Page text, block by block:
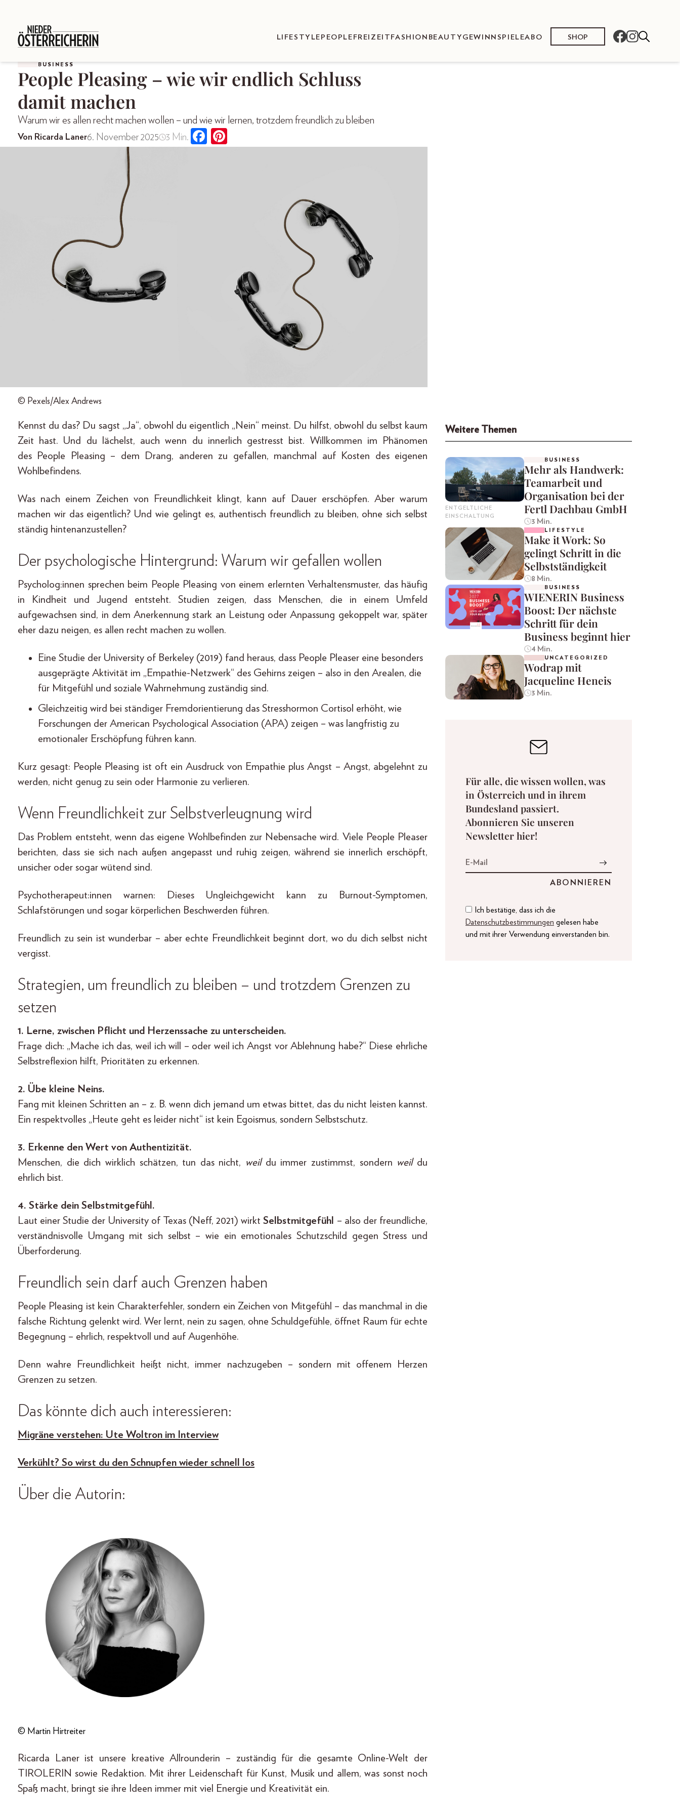
LIFESTYLE PEOPLE FREIZEIT FASHION BEAUTY GEWINNSPIELEABO SHOP
BUSINESS
People Pleasing – wie wir endlich Schluss
damit machen
Warum wir es allen recht machen wollen – und wie wir lernen, trotzdem freundlich zu bleiben
Von Ricarda Laner6. November 2025 3 Min.
© Pexels/Alex Andrews
Kennst du das? Du sagst „Ja“, obwohl du eigentlich „Nein“ meinst. Du hilfst, obwohl du selbst kaum
Zeit hast. Und du lächelst, auch wenn du innerlich gestresst bist. Willkommen im Phänomen
des People Pleasing – dem Drang, anderen zu gefallen, manchmal auf Kosten des eigenen
Wohlbefindens.
Was nach einem Zeichen von Freundlichkeit klingt, kann auf Dauer erschöpfen. Aber warum
machen wir das eigentlich? Und wie gelingt es, authentisch freundlich zu bleiben, ohne sich selbst
ständig hintenanzustellen?
Der psychologische Hintergrund: Warum wir gefallen wollen
Psycholog:innen sprechen beim People Pleasing von einem erlernten Verhaltensmuster, das häufig
in Kindheit und Jugend entsteht. Studien zeigen, dass Menschen, die in einem Umfeld
aufgewachsen sind, in dem Anerkennung stark an Leistung oder Anpassung gekoppelt war, später
eher dazu neigen, es allen recht machen zu wollen.
Eine Studie der University of Berkeley (2019) fand heraus, dass People Pleaser eine besonders
ausgeprägte Aktivität im „Empathie-Netzwerk“ des Gehirns zeigen – also in den Arealen, die
für Mitgefühl und soziale Wahrnehmung zuständig sind.
Gleichzeitig wird bei ständiger Fremdorien­tierung das Stresshormon Cortisol erhöht, wie
Forschungen der American Psychological Association (APA) zeigen – was langfristig zu
emotionaler Erschöpfung führen kann.
Kurz gesagt: People Pleasing ist oft ein Ausdruck von Empathie plus Angst – Angst, abgelehnt zu
werden, nicht genug zu sein oder Harmonie zu verlieren.
Wenn Freundlichkeit zur Selbstverleugnung wird
Das Problem entsteht, wenn das eigene Wohlbefinden zur Nebensache wird. Viele People Pleaser
berichten, dass sie sich nach außen angepasst und ruhig zeigen, während sie innerlich erschöpft,
unsicher oder sogar wütend sind.
Psychotherapeut:innen warnen: Dieses Ungleichgewicht kann zu Burnout-Symptomen,
Schlafstörungen und sogar körperlichen Beschwerden führen.
Freundlich zu sein ist wunderbar – aber echte Freundlichkeit beginnt dort, wo du dich selbst nicht
vergisst.
Strategien, um freundlich zu bleiben – und trotzdem Grenzen zu
setzen
1. Lerne, zwischen Pflicht und Herzenssache zu unterscheiden.
Frage dich: „Mache ich das, weil ich will – oder weil ich Angst vor Ablehnung habe?“ Diese ehrliche
Selbstreflexion hilft, Prioritäten zu erkennen.
2. Übe kleine Neins.
Fang mit kleinen Schritten an – z. B. wenn dich jemand um etwas bittet, das du nicht leisten kannst.
Ein respektvolles „Heute geht es leider nicht“ ist kein Egoismus, sondern Selbstschutz.
3. Erkenne den Wert von Authentizität.
Menschen, die dich wirklich schätzen, tun das nicht, weildu immer zustimmst, sondern weildu
ehrlich bist.
4. Stärke dein Selbstmitgefühl.
Laut einer Studie der University of Texas (Neff, 2021) wirktSelbstmitgefühl – also der freundliche,
verständnisvolle Umgang mit sich selbst – wie ein emotionales Schutzschild gegen Stress und
Überforderung.
Freundlich sein darf auch Grenzen haben
People Pleasing ist kein Charakterfehler, sondern ein Zeichen von Mitgefühl – das manchmal in die
falsche Richtung gelenkt wird. Wer lernt, nein zu sagen, ohne Schuldgefühle, öffnet Raum für echte
Begegnung – ehrlich, respektvoll und auf Augenhöhe.
Denn wahre Freundlichkeit heißt nicht, immer nachzugeben – sondern mit offenem Herzen
Grenzen zu setzen.
Das könnte dich auch interessieren:
Migräne verstehen: Ute Woltron im Interview
Verkühlt? So wirst du den Schnupfen wieder schnell los
Über die Autorin:
© Martin Hirtreiter
Ricarda Laner ist unsere kreative Allrounderin – zuständig für die gesamte Online-Welt der
TIROLERIN sowie Redaktion. Mit ihrer Leidenschaft für Kunst, Musik und allem, was sonst noch
Spaß macht, bringt sie ihre Ideen immer mit viel Energie und Kreativität ein.
Weitere Themen
ENTGELTLICHE
EINSCHALTUNG
BUSINESS
Mehr als Handwerk:
Teamarbeit und
Organisation bei der
Fertl Dachbau GmbH
3 Min.
LIFESTYLE
Make it Work: So
gelingt Schritt in die
Selbstständigkeit
8 Min.
BUSINESS
WIENERIN Business
Boost: Der nächste
Schritt für dein
Business beginnt hier
4 Min.
UNCATEGORIZED
Wodrap mit
Jacqueline Heneis
3 Min.
Für alle, die wissen wollen, was
in Österreich und in ihrem
Bundesland passiert.
Abonnieren Sie unseren
Newsletter hier!
Ich bestätige, dass ich die
Datenschutzbestimmungen gelesen habe
und mit ihrer Verwendung einverstanden bin.